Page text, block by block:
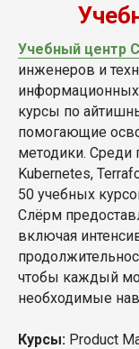
Учебный центр
инженеров и
информационных
курсы по
помогающие
методики. Среди
Kubernetes,
50 учебных
Слёрм
включая
чтобы каждый
необходимые
Курсы: Product